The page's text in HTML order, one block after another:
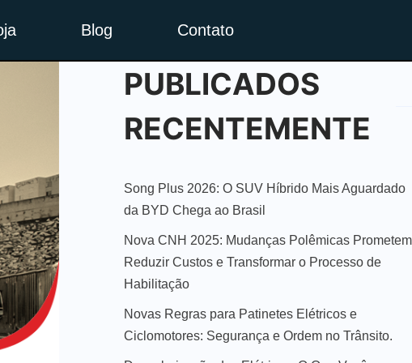
Blog Contato
PUBLICADOS
RECENTEMENTE
Song Plus 2026: O SUV Híbrido Mais Aguardado
da BYD Chega ao Brasil
Nova CNH 2025: Mudanças Polêmicas Prometem
Reduzir Custos e Transformar o Processo de
Habilitação
Novas Regras para Patinetes Elétricos e
Ciclomotores: Segurança e Ordem no Trânsito.